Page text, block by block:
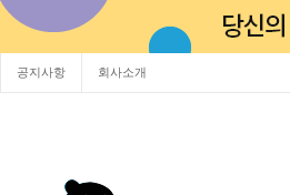
공지사항 회사소개